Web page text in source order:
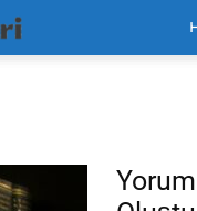
Google
–